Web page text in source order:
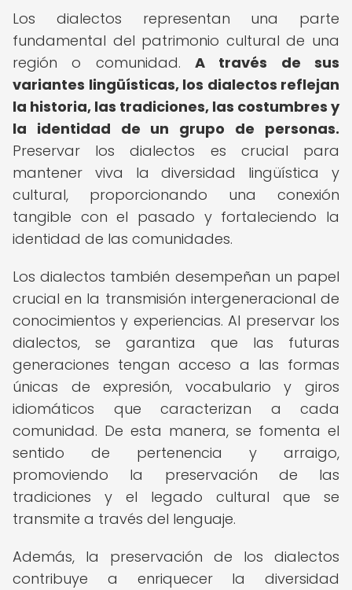
Los dialectos representan una parte
fundamental del patrimonio cultural de una
región o comunidad. A través de sus
variantes lingüísticas, los dialectos reflejan
la historia, las tradiciones, las costumbres y
la identidad de un grupo de personas.
Preservar los dialectos es crucial para
mantener viva la diversidad lingüística y
cultural, proporcionando una conexión
tangible con el pasado y fortaleciendo la
identidad de las comunidades.
Los dialectos también desempeñan un papel
crucial en la transmisión intergeneracional de
conocimientos y experiencias. Al preservar los
dialectos, se garantiza que las futuras
generaciones tengan acceso a las formas
únicas de expresión, vocabulario y giros
idiomáticos que caracterizan a cada
comunidad. De esta manera, se fomenta el
sentido de pertenencia y arraigo,
promoviendo la preservación de las
tradiciones y el legado cultural que se
transmite a través del lenguaje.
Además, la preservación de los dialectos
contribuye a enriquecer la diversidad